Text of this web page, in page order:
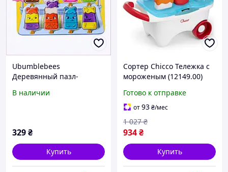
Ubumblebees
Деревянный пазл-
ушками 8 шт, 788A6B071
В наличии
329₴
Купить
Сортер Chicco Тележка с
мороженым (12149.00)
Готово к отправке
от93₴/мес
934₴
1 027 ₴
Купить